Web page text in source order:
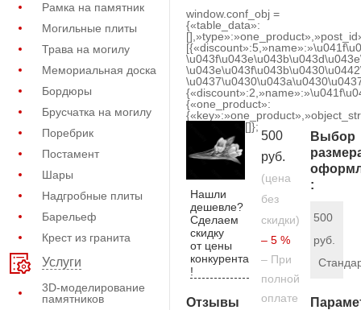
Рамка на памятник
Могильные плиты
Трава на могилу
Мемориальная доска
Бордюры
Брусчатка на могилу
Поребрик
Постамент
Шары
Надгробные плиты
Барельеф
Крест из гранита
Услуги
3D-моделирование
памятников
window.conf_obj =
{«table_data»:
{«one_product»:
[]};
Нашли
дешевле?
Сделаем
скидку
от цены
конкурента
!
Отзывы
500
руб.
(цена
без
скидки)
– 5 %
– При
полной
оплате
Выбор
:
500
руб.